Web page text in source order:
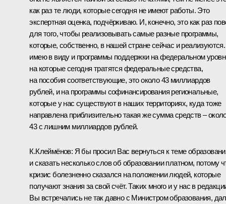
как раз те люди, которые сегодня не имеют работы. Это
экспертная оценка, подчёркиваю. И, конечно, это как раз
для того, чтобы реализовывать самые разные программы,
которые, собственно, в нашей стране сейчас и
имею в виду и программы поддержки на федеральном
на которые сегодня тратятся федеральные средства,
на пособия соответствующие, это около 43 миллиардов
рублей, и на программы софинансирования региональные,
которые у нас существуют в наших территориях, куда тоже
направлена приблизительно такая же сумма средств –
43 с лишним миллиардов рублей.
К.Клеймёнов: Я бы просил Вас вернуться к теме
и сказать несколько слов об образовании платном, потому
кризис болезненно сказался на положении людей, которые
получают знания за свой счёт. Таких много и у нас в
Вы встречались не так давно с Министром образования,